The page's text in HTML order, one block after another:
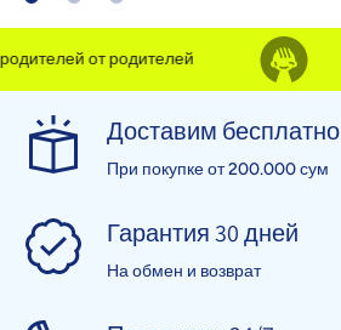
от родителей
Доставим бесплатно
При покупке от 200.000 сум
Гарантия 30 дней
На обмен и возврат